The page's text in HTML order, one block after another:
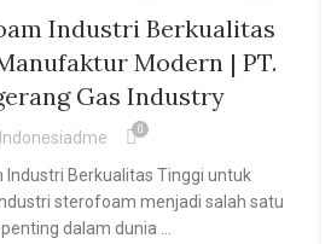
Industri Berkualitas
Modern | PT.
Gas Industry
Indonesiadme 0
Berkualitas Tinggi untuk
sterofoam menjadi salah satu
dalam dunia ...